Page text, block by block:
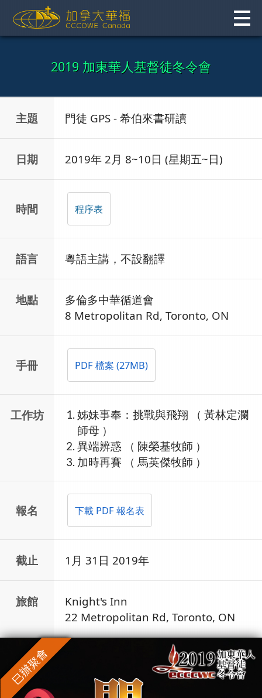
content
2019 加東華人基督徒冬令會
主題 門徒 GPS - 希伯來書研讀
日期 2019年 2月 8~10日 (星期五~日)
時間 程序表
語言 粵語主講，不設翻譯
地點
多倫多中華循道會
8 Metropolitan Rd, Toronto, ON
手冊 PDF 檔案 (27MB)
工作坊
姊妹事奉：挑戰與飛翔 （ 黃林定瀾
師母 ）
異端辨惑 （ 陳榮基牧師 ）
加時再賽 （ 馬英傑牧師 ）
報名 下載 PDF 報名表
截止 1月 31日 2019年
旅館
Knight's Inn
22 Metropolitan Rd, Toronto, ON